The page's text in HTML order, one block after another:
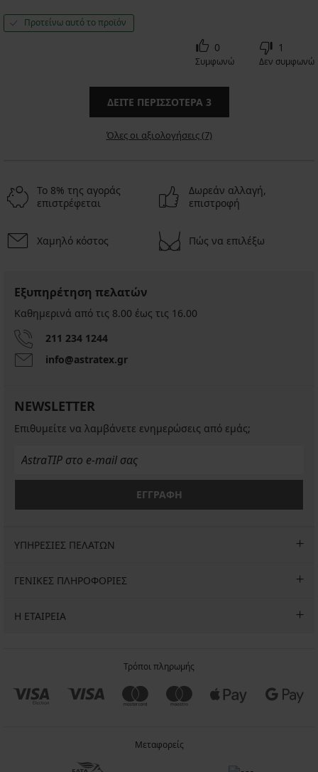
Προτείνω αυτό το προϊόν
0
Συμφωνώ
1
Δεν συμφωνώ
ΔΕΊΤΕ ΠΕΡΙΣΣΌΤΕΡΑ 3
Όλες οι αξιολογήσεις (7)
Το 8% της αγοράς
επιστρέφεται
Δωρεάν αλλαγή,
επιστροφή
Χαμηλό κόστος Πώς να επιλέξω
Εξυπηρέτηση πελατών
Καθημερινά από τις 8.00 έως τις 16.00
211 234 1244
info@astratex.gr
NEWSLETTER
Επιθυμείτε να λαμβάνετε ενημερώσεις από εμάς;
ΕΓΓΡΑΦΗ
ΥΠΗΡΕΣΙΕΣ ΠΕΛΑΤΩΝ
ΓΕΝΙΚΕΣ ΠΛΗΡΟΦΟΡΙΕΣ
Η ΕΤΑΙΡΕΙΑ
Τρόποι πληρωμής
Μεταφορείς